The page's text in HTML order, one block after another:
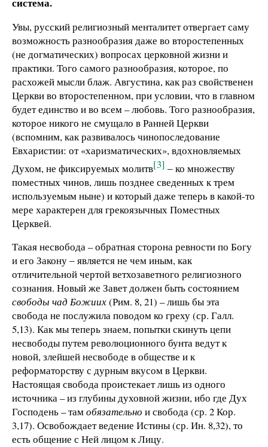
Увы, русский религиозный менталитет отвергает саму
возможность разнообразия даже во второстепенных
(не догматических) вопросах церковной жизни и
практики. Того самого разнообразия, которое, по
расхожей мысли блаж. Августина, как раз свойственен
Церкви во второстепенном, при условии, что в главном
будет единство и во всем – любовь. Того разнообразия,
которое никого не смущало в Ранней Церкви
(вспомним, как развивалось чинопоследование
Евхаристии: от «харизматических», вдохновляемых
Духом, не фиксируемых молитв[3] ‒ ко множеству
поместных чинов, лишь позднее сведенных к трем
используемым ныне) и который даже теперь в какой-то
мере характерен для грекоязычных Поместных
Церквей.
Такая несвобода – обратная сторона ревности по Богу
и его Закону ‒ является не чем иным, как
отличительной чертой ветхозаветного религиозного
сознания. Новый же Завет должен быть состоянием
свободы чад Божиих(Рим. 8, 21) – лишь бы эта
свобода не послужила поводом ко греху (ср. Галл.
5,13). Как мы теперь знаем, попытки скинуть цепи
несвободы путем революционного бунта ведут к
новой, злейшей несвободе в обществе и к
реформаторству с дурным вкусом в Церкви.
Настоящая свобода проистекает лишь из одного
источника – из глубины духовной жизни, ибо где Дух
Господень – тамобязательно и свобода (ср. 2 Кор.
3,17). Освобождает ведение Истины (ср. Ин. 8,32), то
есть общение с Ней лицом к Лицу.